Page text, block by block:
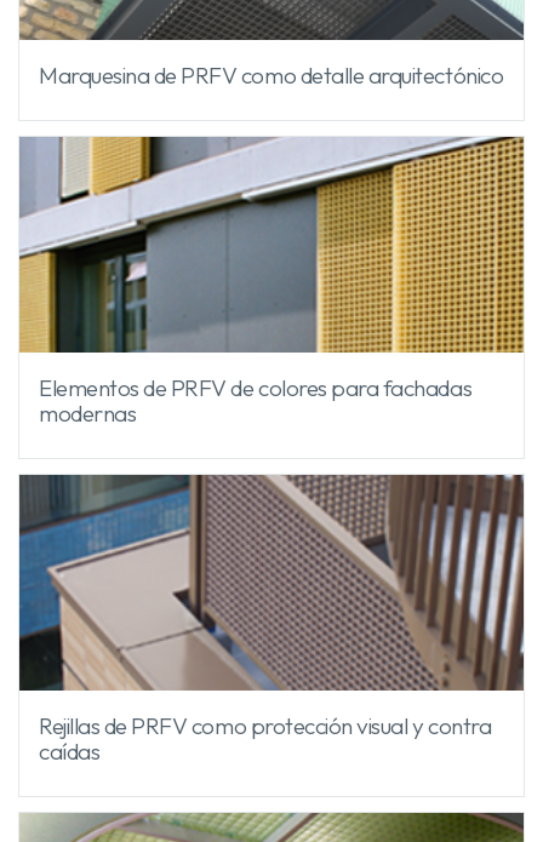
Marquesina de PRFV como detalle arquitectónico
Elementos de PRFV de colores para fachadas
modernas
Rejillas de PRFV como protección visual y contra
caídas